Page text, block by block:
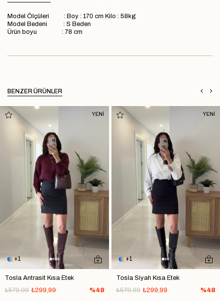
Model Ölçüleri : Boy : 170 cm Kilo : 58kg
Model Bedeni : S Beden
Ürün boyu : 78 cm
BENZER ÜRÜNLER
1
Tosla Antrasit Kısa Etek
₺299,99
₺579,99 %48
YENİ
1
Tosla Siyah Kısa Etek
₺299,99
₺579,99 %48
YENİ